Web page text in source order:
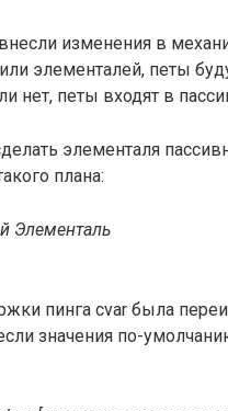
изменения в
элементалей, петы
нет, петы входят в
элементаля
плана:
Элементаль
пинга cvar была
значения по-